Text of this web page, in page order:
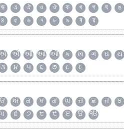
ঋ এ ঐ ও ঔ ক খ গ ঘ ঙ
৪ ৫ ৬ ৭ ৮ ৯ ৰ ৱ
એ ઐ ઑ ઓ ઔ ક ખ ગ ઘ ચ
૩ ૪ ૫ ૬ ૭ ૮ ૯
ਓ ਔ ਕ ਖ ਗ ਘ ਚ ਛ ਜ ਝ
੫ ੬ ੭ ੮ ੯ ੲ ੳ ੴ